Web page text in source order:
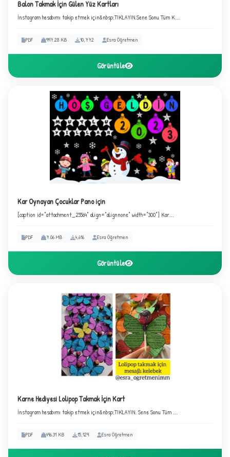
Balon Takmak İçin Gülen Yüz Kartları
İnstagram hesabımı takip etmek için&nbsp;TIKLAYIN.Sene Sonu Tüm K...
PDF 997.28 KB 10,772 Esra Öğretmen
Görüntüle
Kar Oynayan Çocuklar Pano için
[caption id="attachment_25564" align="alignnone" width="300"] Kar...
PDF 7.06 MB 4,616 Esra Öğretmen
Görüntüle
Karne Hediyesi Lolipop Takmak İçin Kart
İnstagram hesabımı takip etmek için&nbsp;TIKLAYIN. Sene Sonu Tüm ...
PDF 496.31 KB 15,129 Esra Öğretmen